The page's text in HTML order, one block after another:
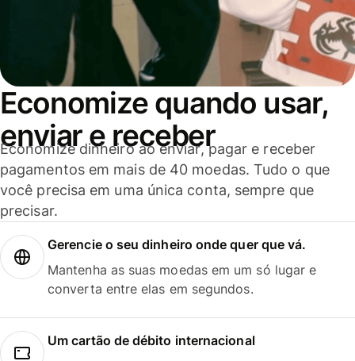
Economize quando usar,
enviar e receber
Economize dinheiro ao enviar, pagar e receber
pagamentos em mais de 40 moedas. Tudo o que
você precisa em uma única conta, sempre que
precisar.
Gerencie o seu dinheiro onde quer que vá.
Mantenha as suas moedas em um só lugar e
converta entre elas em segundos.
Um cartão de débito internacional